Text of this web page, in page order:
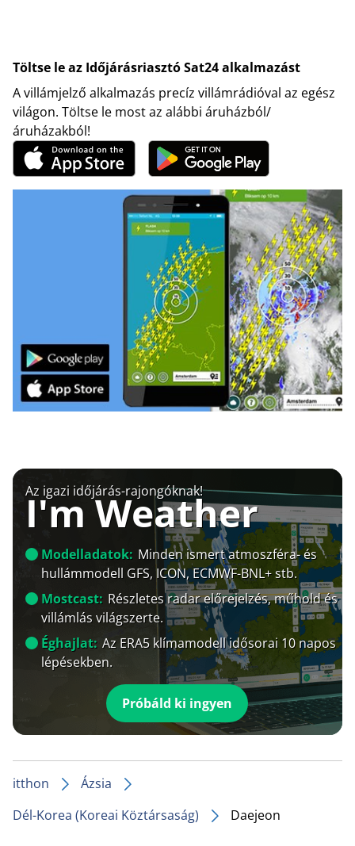
Töltse le az Időjárásriasztó Sat24 alkalmazást
A villámjelző alkalmazás precíz villámrádióval az egész
világon. Töltse le most az alábbi áruházból/
áruházakból!
Az igazi időjárás-rajongóknak!
I'm Weather
Modelladatok: Minden ismert atmoszféra- és
hullámmodell GFS, ICON, ECMWF-BNL+ stb.
Mostcast: Részletes radar előrejelzés, műhold és
villámlás világszerte.
Éghajlat: Az ERA5 klímamodell idősorai 10 napos
lépésekben.
Próbáld ki ingyen
itthon
Ázsia
Dél-Korea (Koreai Köztársaság)
Daejeon